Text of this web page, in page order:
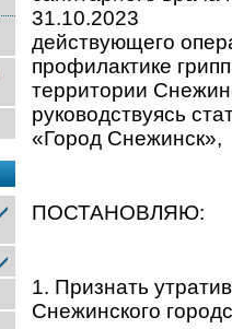
31.10.2023 № 15-
действующего
профилактике
территории
руководствуясь
«Город Снежинск»,
ПОСТАНОВЛЯЮ:
1. Признать
Снежинского